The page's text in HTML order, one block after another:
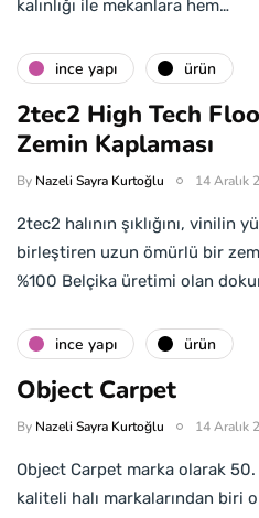
kalınlığı ile mekanlara hem…
i̇nce yapı ürün
2tec2 High Tech
Zemin Kaplaması
By Nazeli Sayra Kurtoğlu 14 Aralık
2tec2 halının şıklığını, vinilin
birleştiren uzun ömürlü bir
%100 Belçika üretimi olan
i̇nce yapı ürün
Object Carpet
By Nazeli Sayra Kurtoğlu 14 Aralık
Object Carpet marka olarak 50.
kaliteli halı markalarından biri